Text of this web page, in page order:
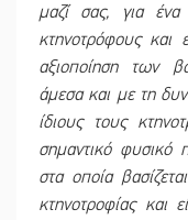
μαζί σας, για
κτηνοτρόφους και
αξιοποίηση των
άμεσα και με τη
ίδιους τους
σημαντικό φυσικό
στα οποία
κτηνοτροφίας και